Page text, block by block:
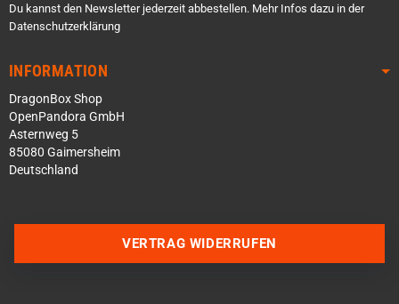
Du kannst den Newsletter jederzeit abbestellen. Mehr Infos dazu in der
Datenschutzerklärung
INFORMATION
DragonBox Shop
OpenPandora GmbH
Asternweg 5
85080 Gaimersheim
Deutschland
Über WhatsApp schreiben
VERTRAG WIDERRUFEN